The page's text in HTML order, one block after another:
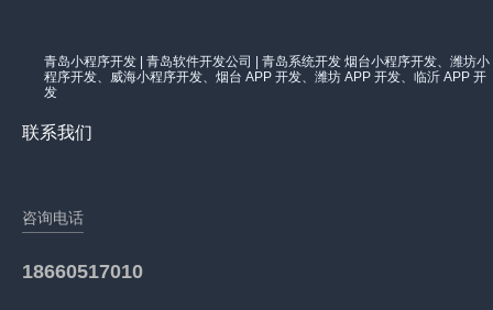
青岛小程序开发 | 青岛软件开发公司 | 青岛系统开发 烟台小程序开发、潍坊小
程序开发、威海小程序开发、烟台 APP 开发、潍坊 APP 开发、临沂 APP 开
发
联系我们
咨询电话
18660517010